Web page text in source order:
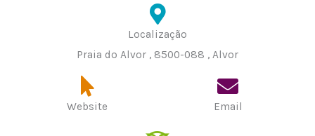
Localização
Praia do Alvor , 8500-088 , Alvor
Website Email